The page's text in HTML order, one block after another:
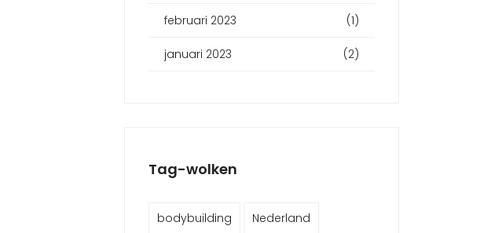
februari 2023 (1)
januari 2023 (2)
Tag-wolken
bodybuilding Nederland